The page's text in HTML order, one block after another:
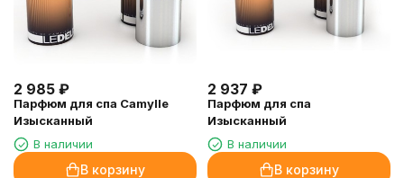
2 985 ₽
Парфюм для спа Camylle
Изысканный
В наличии
В корзину
2 937 ₽
Парфюм для спа
Изысканный
В наличии
В корзину